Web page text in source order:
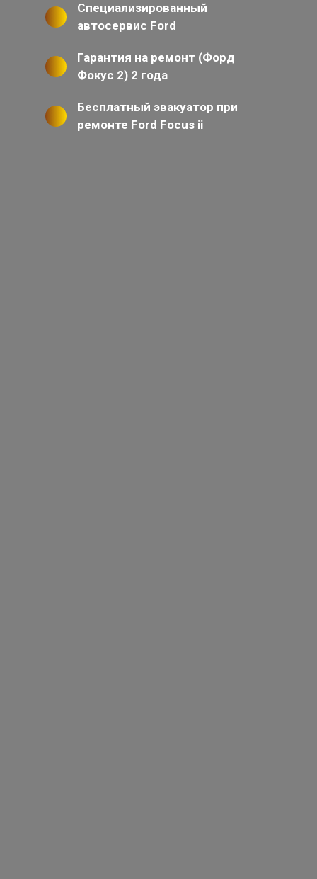
Специализированный
автосервис Ford
Гарантия на ремонт (Форд
Фокус 2) 2 года
Бесплатный эвакуатор при
ремонте Ford Focus ii